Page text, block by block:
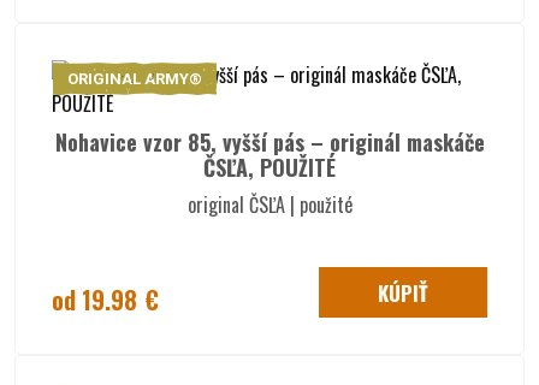
ORIGINAL ARMY®
Nohavice vzor 85, vyšší pás – originál maskáče
ČSĽA, POUŽITÉ
original ČSĽA | použité
od 19.98 € KÚPIŤ